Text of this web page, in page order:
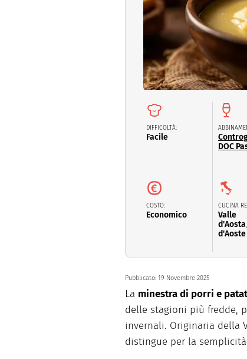
Dolci
DIFFICOLTÀ:
Facile
DOC
COSTO:
Economico
CUCINA
Valle
d'Aoste
Pubblicato: 19 Novembre 2025
La minestra di porri e
delle stagioni più fredde,
invernali. Originaria della
distingue per la